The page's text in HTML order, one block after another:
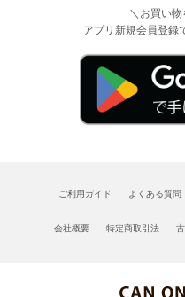
＼お買い
アプリ新規会員登録
ご利用ガイド よくある質問
会社概要 特定商取引法